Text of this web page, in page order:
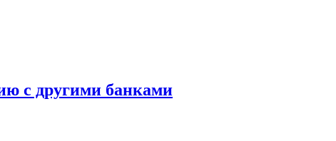
с другими банками